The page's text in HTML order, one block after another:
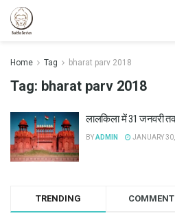
Home Tag bharat parv 2018
Tag: bharat parv 2018
लालकिला में 31 जनवरी
BYADMIN JANUARY
TRENDING